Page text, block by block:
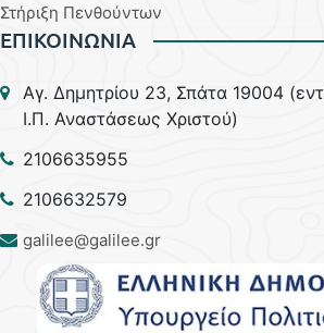
Στήριξη Πενθούντων
ΕΠΙΚΟΙΝΩΝΙΑ
Aγ. Δημητρίου 23, Σπάτα 19004
Ι.Π. Αναστάσεως Χριστού)
2106635955
2106632579
galilee@galilee.gr